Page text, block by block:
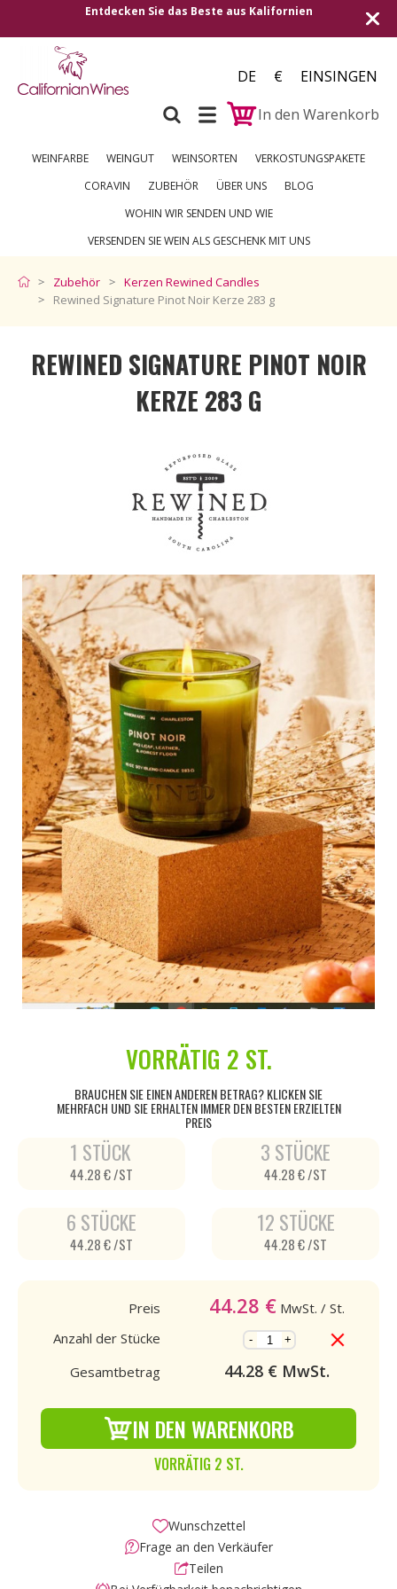
Entdecken Sie das Beste aus Kalifornien
DE €
EINSINGEN
In den Warenkorb
WEINFARBE WEINGUT WEINSORTEN
VERKOSTUNGSPAKETE
CORAVIN
ZUBEHÖR ÜBER UNS
BLOG
WOHIN WIR SENDEN UND WIE
VERSENDEN SIE WEIN ALS GESCHENK MIT UNS
Zubehör
Kerzen Rewined Candles
Rewined Signature Pinot Noir Kerze 283 g
REWINED SIGNATURE PINOT NOIR
KERZE 283 G
VORRÄTIG 2 ST.
BRAUCHEN SIE EINEN ANDEREN BETRAG? KLICKEN SIE
MEHRFACH UND SIE ERHALTEN IMMER DEN BESTEN ERZIELTEN
PREIS
1 STÜCK
44.28 € /ST
3 STÜCKE
44.28 € /ST
6 STÜCKE
44.28 € /ST
12 STÜCKE
44.28 € /ST
Preis 44.28 € MwSt. / St.
Anzahl der Stücke
- +
Gesamtbetrag 44.28€ MwSt.
IN DEN WARENKORB
VORRÄTIG 2 ST.
Wunschzettel
Frage an den Verkäufer
Teilen